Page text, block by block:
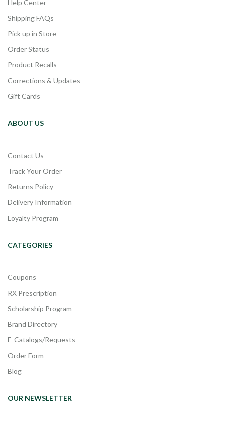
Help Center
Shipping FAQs
Pick up in Store
Order Status
Product Recalls
Corrections & Updates
Gift Cards
ABOUT US
Contact Us
Track Your Order
Returns Policy
Delivery Information
Loyalty Program
CATEGORIES
Coupons
RX Prescription
Scholarship Program
Brand Directory
E-Catalogs/Requests
Order Form
Blog
OUR NEWSLETTER